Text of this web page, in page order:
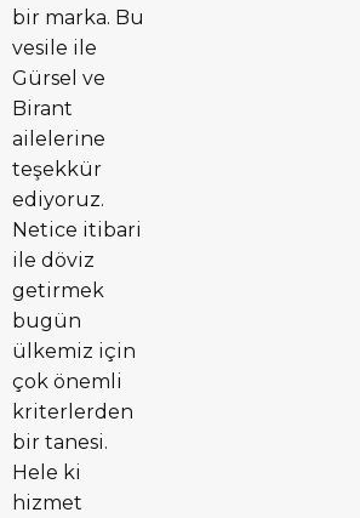
bir marka. Bu
vesile ile
Gürsel ve
Birant
ailelerine
teşekkür
ediyoruz.
Netice itibari
ile döviz
getirmek
bugün
ülkemiz için
çok önemli
kriterlerden
bir tanesi.
Hele ki
hizmet